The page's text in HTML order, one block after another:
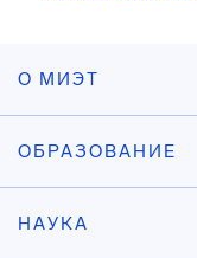
О МИЭТ
ОБРАЗОВАНИЕ
НАУКА